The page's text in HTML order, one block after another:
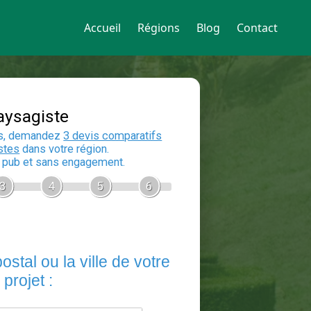
Accueil Régions Blog Contact
Devis Paysagiste
En 5 minutes, demandez
auxpaysagistesdans votre région.
Gratuit, sans pub et sans engagement.